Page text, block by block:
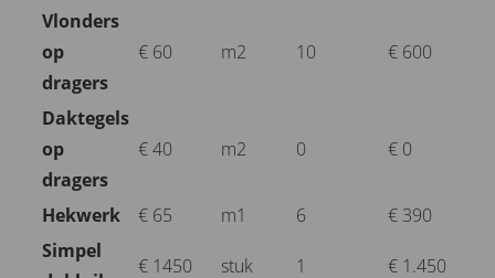
Vlonders
op
dragers
€ 60 m2 10 € 600
Daktegels
op
dragers
€ 40 m2 0 € 0
Hekwerk € 65 m1 6
€ 390
Simpel
€ 1450 stuk 1 € 1.450